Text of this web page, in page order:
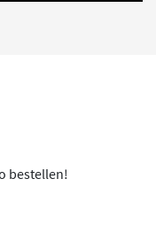
bestellen!